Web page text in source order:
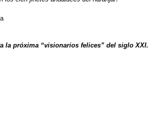
la próxima “visionarios felices” del siglo XXI.